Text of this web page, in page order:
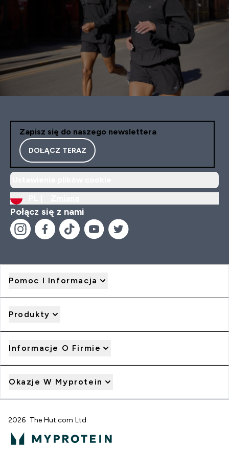
Zapisz się do naszego newslettera
DOŁĄCZ TERAZ
Połącz się z nami
Pomoc I Informacja
Produkty
Informacje O Firmie
Okazje W Myprotein
2026 The Hut.com Ltd